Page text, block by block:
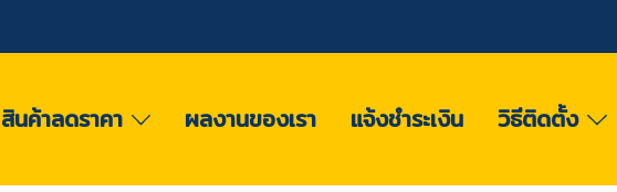
สินค้าลดราคา ผลงานของเรา แจ้งชำระเงิน วิธีติดตั้ง